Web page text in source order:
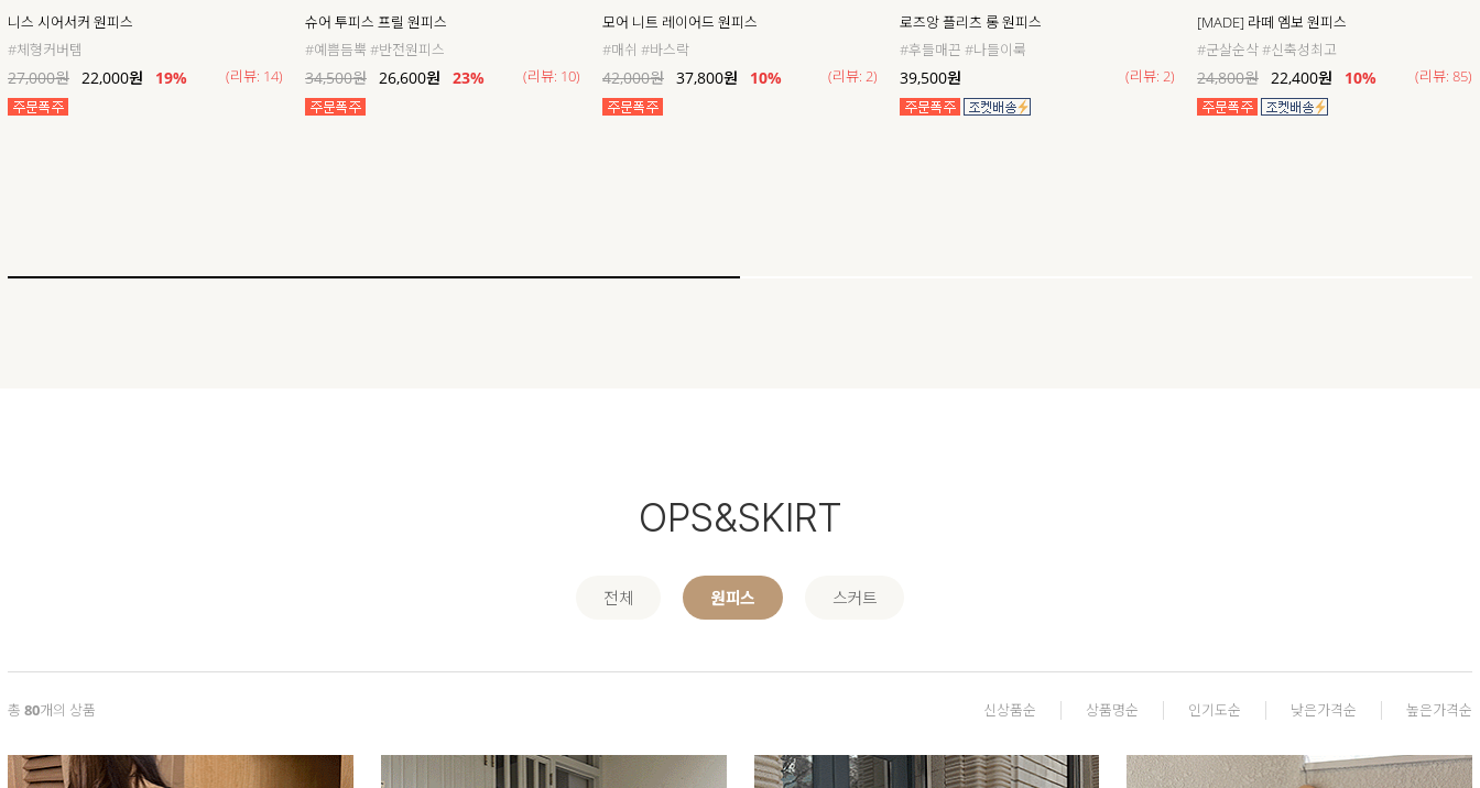
니스 시어서커 원피스
#체형커버템
27,000원 22,000원 19% (리뷰: 14)
슈어 투피스 프릴 원피스
#예쁨듬뿍 #반전원피스
34,500원 26,600원 23% (리뷰: 10)
모어 니트 레이어드 원피스
#매쉬 #바스락
42,000원 37,800원 10% (리뷰: 2)
로즈앙 플리츠 롱 원피스
#후들매끈 #나들이룩
39,500원 (리뷰: 2)
[MADE] 라떼 엠보 원피스
#군살순삭 #신축성최고
24,800원 22,400원 10% (리뷰: 85)
OPS&SKIRT
전체 원피스 스커트
총 80개의 상품 신상품순 상품명순 인기도순 낮은가격순 높은가격순